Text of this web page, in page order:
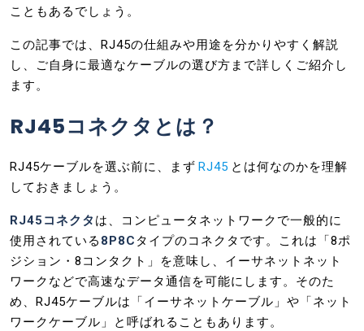
こともあるでしょう。
この記事では、RJ45の仕組みや用途を分かりやすく解説
し、ご自身に最適なケーブルの選び方まで詳しくご紹介し
ます。
RJ45コネクタとは？
RJ45ケーブルを選ぶ前に、まず RJ45 とは何なのかを理解
しておきましょう。
RJ45コネクタ は、コンピュータネットワークで一般的に
使用されている 8P8C タイプのコネクタです。これは「8ポ
ジション・8コンタクト」を意味し、イーサネットネット
ワークなどで高速なデータ通信を可能にします。そのた
め、RJ45ケーブルは「イーサネットケーブル」や「ネット
ワークケーブル」と呼ばれることもあります。